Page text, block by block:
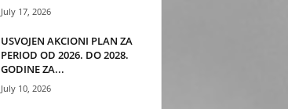
July 17, 2026
USVOJEN AKCIONI PLAN ZA
PERIOD OD 2026. DO 2028.
GODINE ZA...
July 10, 2026